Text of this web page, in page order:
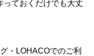
っておくだけでも大丈
・LOHACOでのご利